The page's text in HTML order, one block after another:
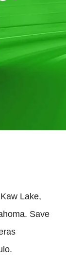
Lake,
Save